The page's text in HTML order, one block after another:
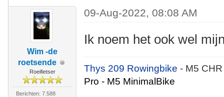
Wim -de
roetsende
Roeifietser
Berichten: 7.588
09-Aug-2022, 08:08 AM
Ik noem het ook wel
Thys 209 Rowingbike- M5
Pro - M5 MinimalBike